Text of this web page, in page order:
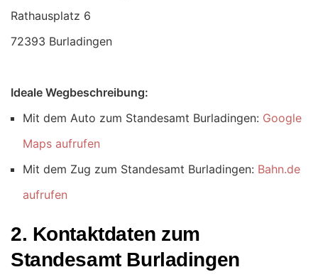
72393 Burladingen
Ideale Wegbeschreibung:
Mit dem Auto zum Standesamt Burladingen: Google
Maps aufrufen
Mit dem Zug zum Standesamt Burladingen: Bahn.de
aufrufen
2. Kontaktdaten zum
Standesamt Burladingen